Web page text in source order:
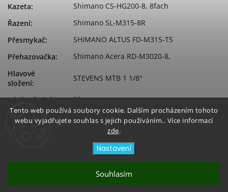
Tento web používá soubory cookie. Dalším procházením tohoto
webu vyjadřujete souhlas s jejich používáním.. Více informací
zde.
Nastavení
Souhlasím
Kazeta:
Shimano CS-HG200-8, 8fach
Řazení:
Shimano SL-M315-8R
Přesmykač:
SHIMANO ALTUS FD-M315-TS
Přehazovačka:
Shimano Acera RD-M3020-8,
Hlavové
složení:
STEVENS MTB 1 1/8"
Zdvih přední:
80
Vidlice
SR Suntour XCT JR-L
Aluminium 6061 DB